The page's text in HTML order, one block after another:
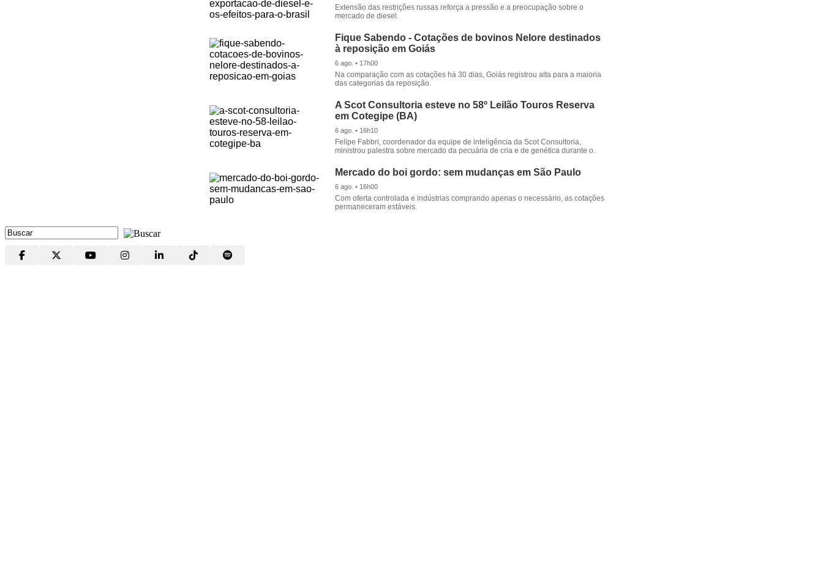
Extensão das restrições russas reforça a pressão e a preocupação sobre o
mercado de diesel.
Fique Sabendo - Cotações de bovinos Nelore destinados
à reposição em Goiás
6 ago. • 17h00
Na comparação com as cotações há 30 dias, Goiás registrou alta para a maioria
das categorias da reposição.
A Scot Consultoria esteve no 58º Leilão Touros Reserva
em Cotegipe (BA)
6 ago. • 16h10
Felipe Fabbri, coordenador da equipe de inteligência da Scot Consultoria,
ministrou palestra sobre mercado da pecuária de cria e de genética durante o.
Mercado do boi gordo: sem mudanças em São Paulo
6 ago. • 16h00
Com oferta controlada e indústrias comprando apenas o necessário, as cotações
permaneceram estáveis.